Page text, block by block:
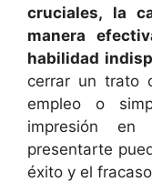
cruciales, la
manera
habilidad
cerrar un trato
empleo o
impresión en
presentarte
éxito y el